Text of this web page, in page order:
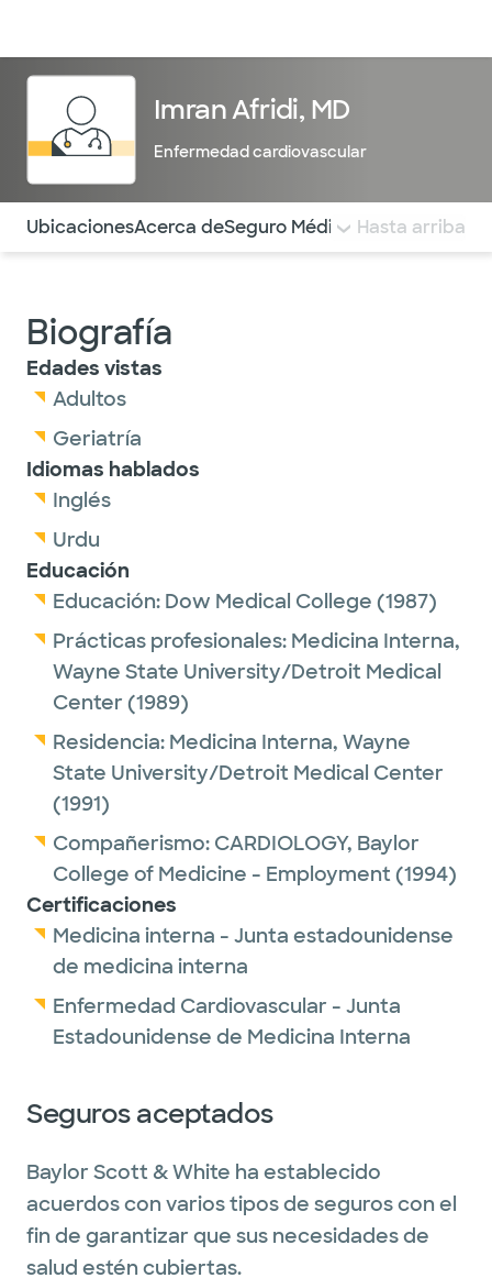
Imran Afridi, MD
Enfermedad cardiovascular
Utilice esta navegación para saltar rápidamente a
UbicacionesAcerca deSeguro Médico COMENTARIOS
Hasta arriba
Biografía
Edades vistas
Adultos
Geriatría
Idiomas hablados
Inglés
Urdu
Educación
Educación: Dow Medical College (1987)
Prácticas profesionales: Medicina Interna,
Wayne State University/Detroit Medical
Center (1989)
Residencia: Medicina Interna, Wayne
State University/Detroit Medical Center
(1991)
Compañerismo: CARDIOLOGY, Baylor
College of Medicine - Employment(1994)
Certificaciones
Medicina interna - Junta estadounidense
de medicina interna
Enfermedad Cardiovascular - Junta
Estadounidense de Medicina Interna
Seguros aceptados
Baylor Scott & White ha establecido
acuerdos con varios tipos de seguros con el
fin de garantizar que sus necesidades de
salud estén cubiertas.